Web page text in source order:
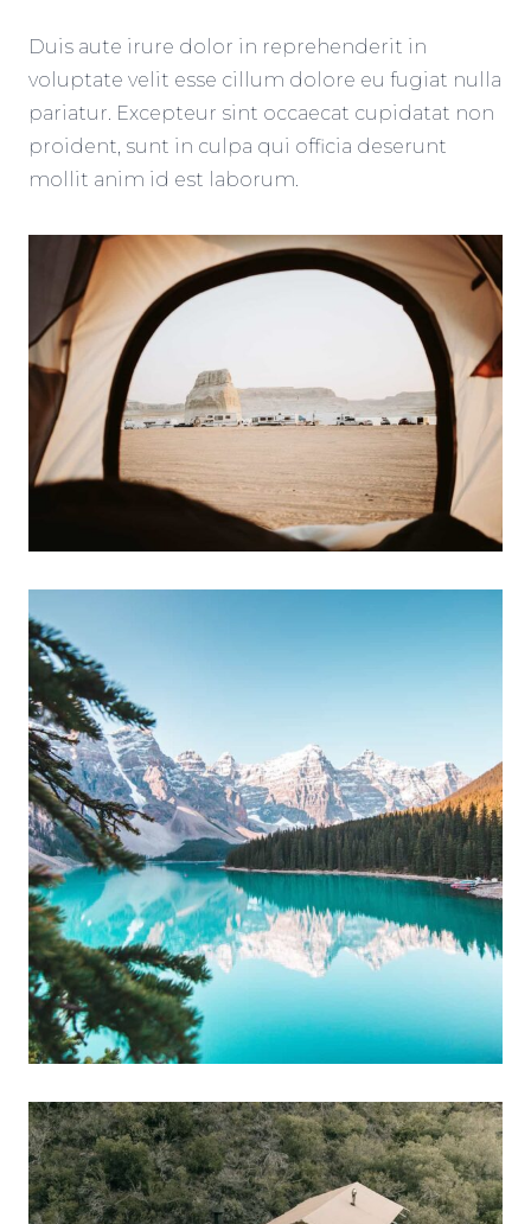
Duis aute irure dolor in reprehenderit in
voluptate velit esse cillum dolore eu fugiat nulla
pariatur. Excepteur sint occaecat cupidatat non
proident, sunt in culpa qui officia deserunt
mollit anim id est laborum.